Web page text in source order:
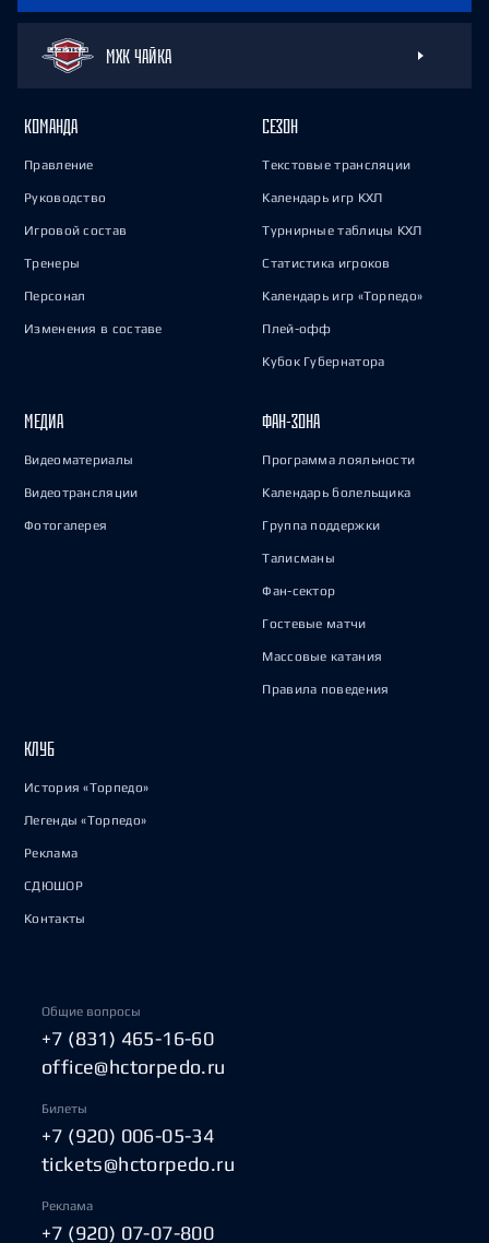
МХК ЧАЙКА
КОМАНДА
Правление
Руководство
Игровой состав
Тренеры
Персонал
Изменения в составе
СЕЗОН
Текстовые трансляции
Календарь игр КХЛ
Турнирные таблицы КХЛ
Статистика игроков
Календарь игр «Торпедо»
Плей-офф
Кубок Губернатора
МЕДИА
Видеоматериалы
Видеотрансляции
Фотогалерея
ФАН-ЗОНА
Программа лояльности
Календарь болельщика
Группа поддержки
Талисманы
Фан-сектор
Гостевые матчи
Массовые катания
Правила поведения
КЛУБ
История «Торпедо»
Легенды «Торпедо»
Реклама
СДЮШОР
Контакты
Общие вопросы
+7 (831) 465-16-60
office@hctorpedo.ru
Билеты
+7 (920) 006-05-34
tickets@hctorpedo.ru
Реклама
+7 (920) 07-07-800